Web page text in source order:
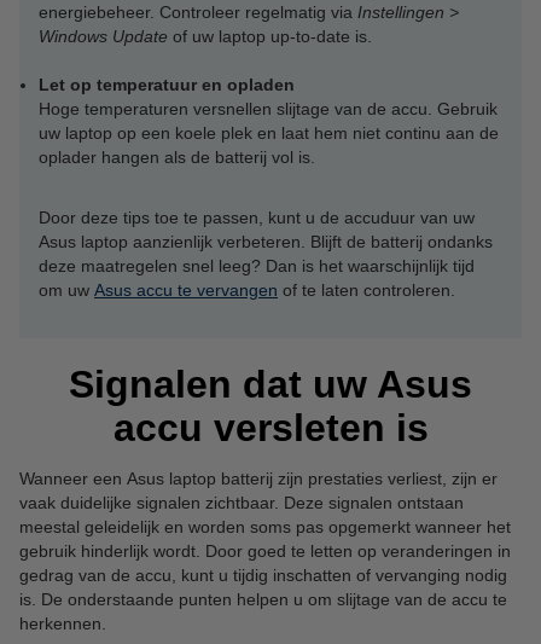
energiebeheer. Controleer regelmatig via Instellingen >
Windows Update of uw laptop up-to-date is.
Let op temperatuur en opladen
Hoge temperaturen versnellen slijtage van de accu. Gebruik
uw laptop op een koele plek en laat hem niet continu aan de
oplader hangen als de batterij vol is.
Door deze tips toe te passen, kunt u de accuduur van uw
Asus laptop aanzienlijk verbeteren. Blijft de batterij ondanks
deze maatregelen snel leeg? Dan is het waarschijnlijk tijd
om uw Asus accu te vervangen of te laten controleren.
Signalen dat uw Asus
accu versleten is
Wanneer een Asus laptop batterij zijn prestaties verliest, zijn er
vaak duidelijke signalen zichtbaar. Deze signalen ontstaan
meestal geleidelijk en worden soms pas opgemerkt wanneer het
gebruik hinderlijk wordt. Door goed te letten op veranderingen in
gedrag van de accu, kunt u tijdig inschatten of vervanging nodig
is. De onderstaande punten helpen u om slijtage van de accu te
herkennen.